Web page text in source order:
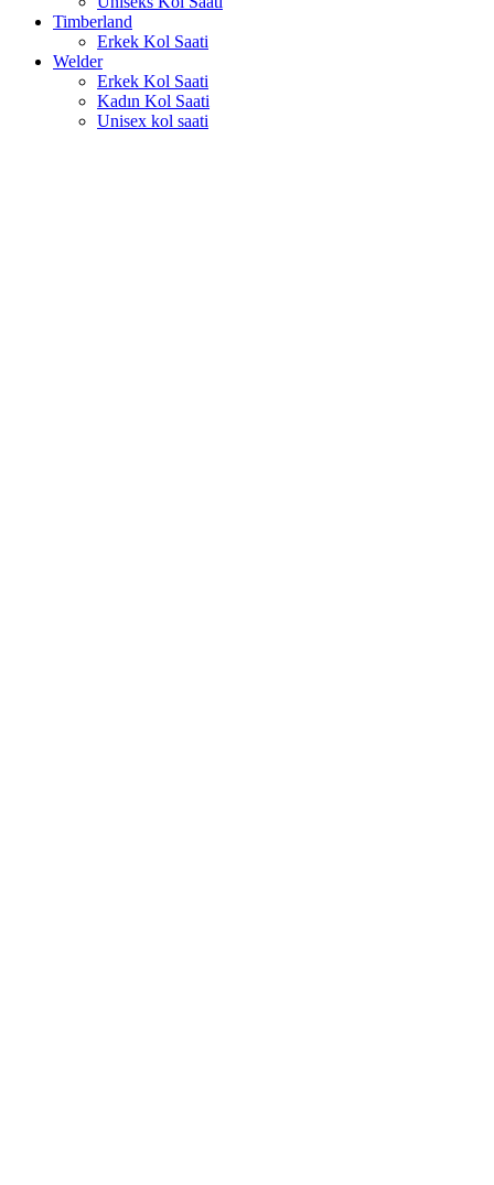
Timberland
Erkek Kol Saati
Welder
Erkek Kol Saati
Kadın Kol Saati
Unisex kol saati